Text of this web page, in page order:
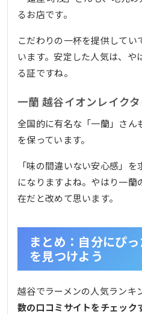
るお店です。
こだわりの一杯を提供してい
います。安定した人気は、や
る証ですね。
一蘭 越谷イオンレイク
全国的に有名な「一蘭」さん
を保っています。
「味の間違いない安心感」
になりますよね。やはり一
在だと改めて思います。
まとめ：自分にぴ
を見つけよう
越谷でラーメンの人気ランキ
数の口コミサイトをチェック